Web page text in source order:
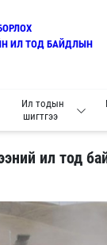
ИЛ ТОД БАЙДЛЫН
Ил тодын
шигтгээ
ил тод